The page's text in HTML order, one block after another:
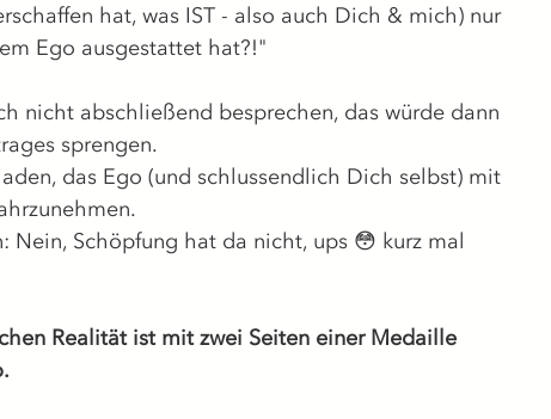
hat, was IST - also auch Dich & mich) nur
Ego ausgestattet hat?!"
nicht abschließend besprechen, das würde dann
sprengen.
das Ego (und schlussendlich Dich selbst) mit
Nein, Schöpfung hat da nicht, ups 😳 kurz mal
Realität ist mit zwei Seiten einer Medaille